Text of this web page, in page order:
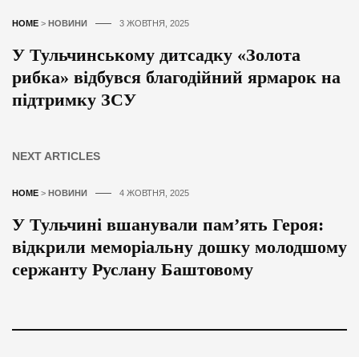
HOME > НОВИНИ 3 ЖОВТНЯ, 2025
У Тульчинському дитсадку «Золота
рибка» відбувся благодійний ярмарок на
підтримку ЗСУ
NEXT ARTICLES
HOME > НОВИНИ 4 ЖОВТНЯ, 2025
У Тульчині вшанували пам’ять Героя:
відкрили меморіальну дошку молодшому
сержанту Руслану Баштовому